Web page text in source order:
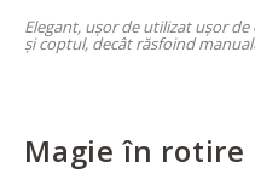
Elegant, ușor de utilizat ușor
și coptul, decât răsfoind
Magie în rotire